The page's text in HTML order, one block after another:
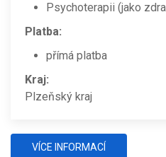
Psychoterapii (jako
Platba:
přímá platba
Kraj:
Plzeňský kraj
VÍCE INFORMACÍ